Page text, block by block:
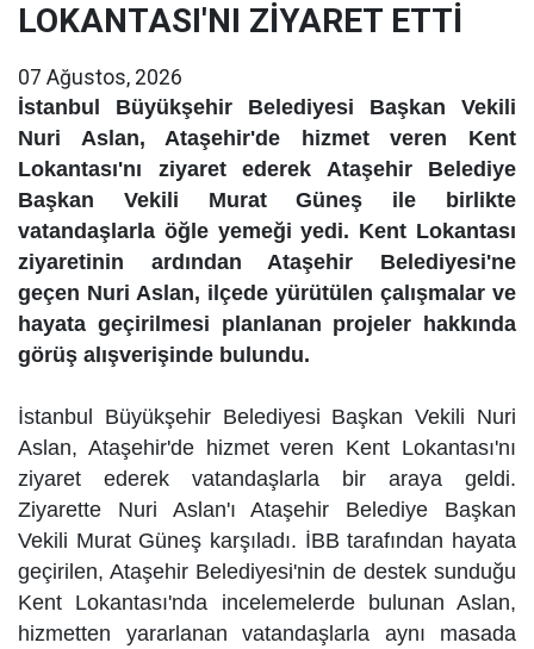
LOKANTASI'NI ZİYARET ETTİ
07 Ağustos, 2026
İstanbul Büyükşehir Belediyesi Başkan Vekili
Nuri Aslan, Ataşehir'de hizmet veren Kent
Lokantası'nı ziyaret ederek Ataşehir Belediye
Başkan Vekili Murat Güneş ile birlikte
vatandaşlarla öğle yemeği yedi. Kent Lokantası
ziyaretinin ardından Ataşehir Belediyesi'ne
geçen Nuri Aslan, ilçede yürütülen çalışmalar ve
hayata geçirilmesi planlanan projeler hakkında
görüş alışverişinde bulundu.
İstanbul Büyükşehir Belediyesi Başkan Vekili Nuri
Aslan, Ataşehir'de hizmet veren Kent Lokantası'nı
ziyaret ederek vatandaşlarla bir araya geldi.
Ziyarette Nuri Aslan'ı Ataşehir Belediye Başkan
Vekili Murat Güneş karşıladı. İBB tarafından hayata
geçirilen, Ataşehir Belediyesi'nin de destek sunduğu
Kent Lokantası'nda incelemelerde bulunan Aslan,
hizmetten yararlanan vatandaşlarla aynı masada